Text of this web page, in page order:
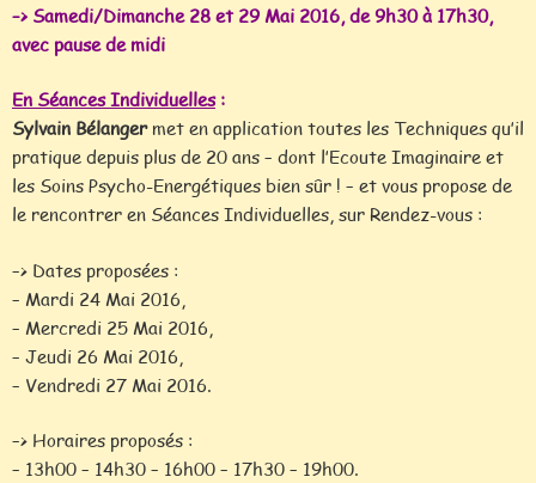
–> Samedi/Dimanche 28 et 29 Mai 2016, de 9h30 à 17h30,
avec pause de midi
En Séances Individuelles:
Sylvain Bélangermet en application toutes les Techniques qu’il
pratique depuis plus de 20 ans – dont l’Ecoute Imaginaire et
les Soins Psycho-Energétiques bien sûr ! – et vous propose de
le rencontrer en Séances Individuelles, sur Rendez-vous :
–> Dates proposées :
– Mardi 24 Mai 2016,
– Mercredi 25 Mai 2016,
– Jeudi 26 Mai 2016,
– Vendredi 27 Mai 2016.
–> Horaires proposés :
– 13h00 – 14h30 – 16h00 – 17h30 – 19h00.